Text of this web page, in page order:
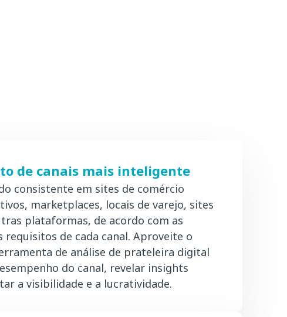
de canais mais inteligente
consistente em sites de comércio
marketplaces, locais de varejo, sites
plataformas, de acordo com as
requisitos de cada canal. Aproveite o
de análise de prateleira digital
do canal, revelar insights
a visibilidade e a lucratividade.